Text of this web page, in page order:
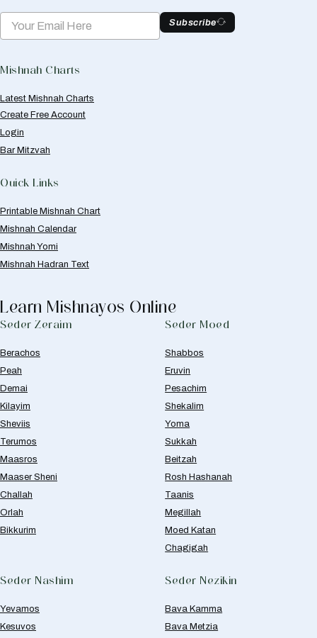
Subscribe
Mishnah Charts
Latest Mishnah Charts
Create Free Account
Login
Bar Mitzvah
Quick Links
Printable Mishnah Chart
Mishnah Calendar
Mishnah Yomi
Mishnah Hadran Text
Learn Mishnayos Online
Seder Zeraim
Berachos
Peah
Demai
Kilayim
Sheviis
Terumos
Maasros
Maaser Sheni
Challah
Orlah
Bikkurim
Seder Moed
Shabbos
Eruvin
Pesachim
Shekalim
Yoma
Sukkah
Beitzah
Rosh Hashanah
Taanis
Megillah
Moed Katan
Chagigah
Seder Nashim
Yevamos
Kesuvos
Seder Nezikin
Bava Kamma
Bava Metzia